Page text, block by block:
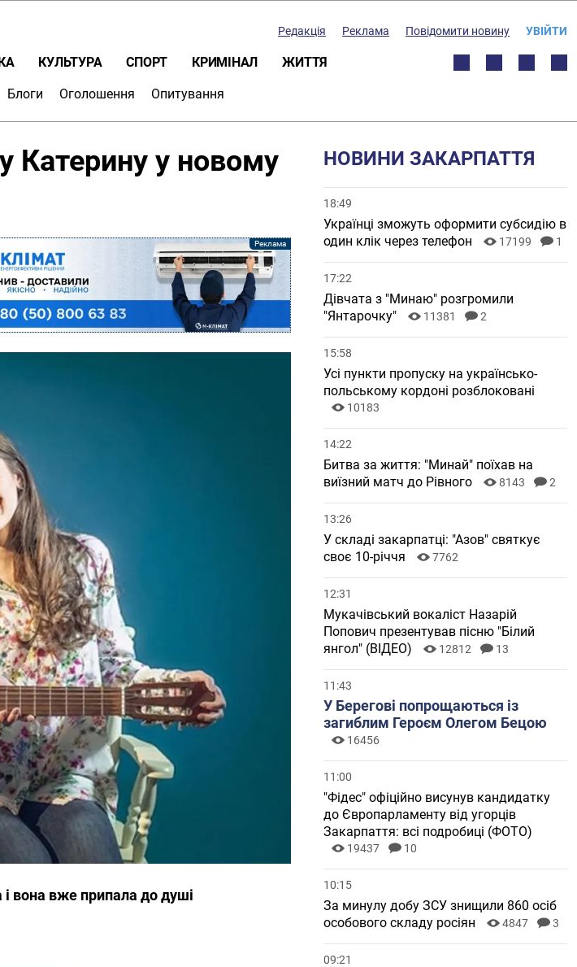
Редакція Реклама Повідомити новину УВІЙТИ
КУЛЬТУРА СПОРТ КРИМІНАЛ ЖИТТЯ
Блоги Оголошення Опитування
Катерину у новому
вона вже припала до душі
НОВИНИ ЗАКАРПАТТЯ
18:49
Українці зможуть оформити субсидію в
один клік через телефон
17199 1
17:22
Дівчата з "Минаю" розгромили
"Янтарочку"
11381 2
15:58
Усі пункти пропуску на українсько-
польському кордоні розблоковані
10183
14:22
Битва за життя: "Минай" поїхав на
виїзний матч до Рівного
8143 2
13:26
У складі закарпатці: "Азов" святкує
своє 10-річчя
7762
12:31
Мукачівський вокаліст Назарій
Попович презентував пісню "Білий
янгол" (ВІДЕО)
12812 13
11:43
У Берегові попрощаються із
загиблим Героєм Олегом Бецою
16456
11:00
"Фідес" офіційно висунув кандидатку
до Європарламенту від угорців
Закарпаття: всі подробиці (ФОТО)
19437 10
10:15
За минулу добу ЗСУ знищили 860 осіб
особового складу росіян
4847 3
09:21